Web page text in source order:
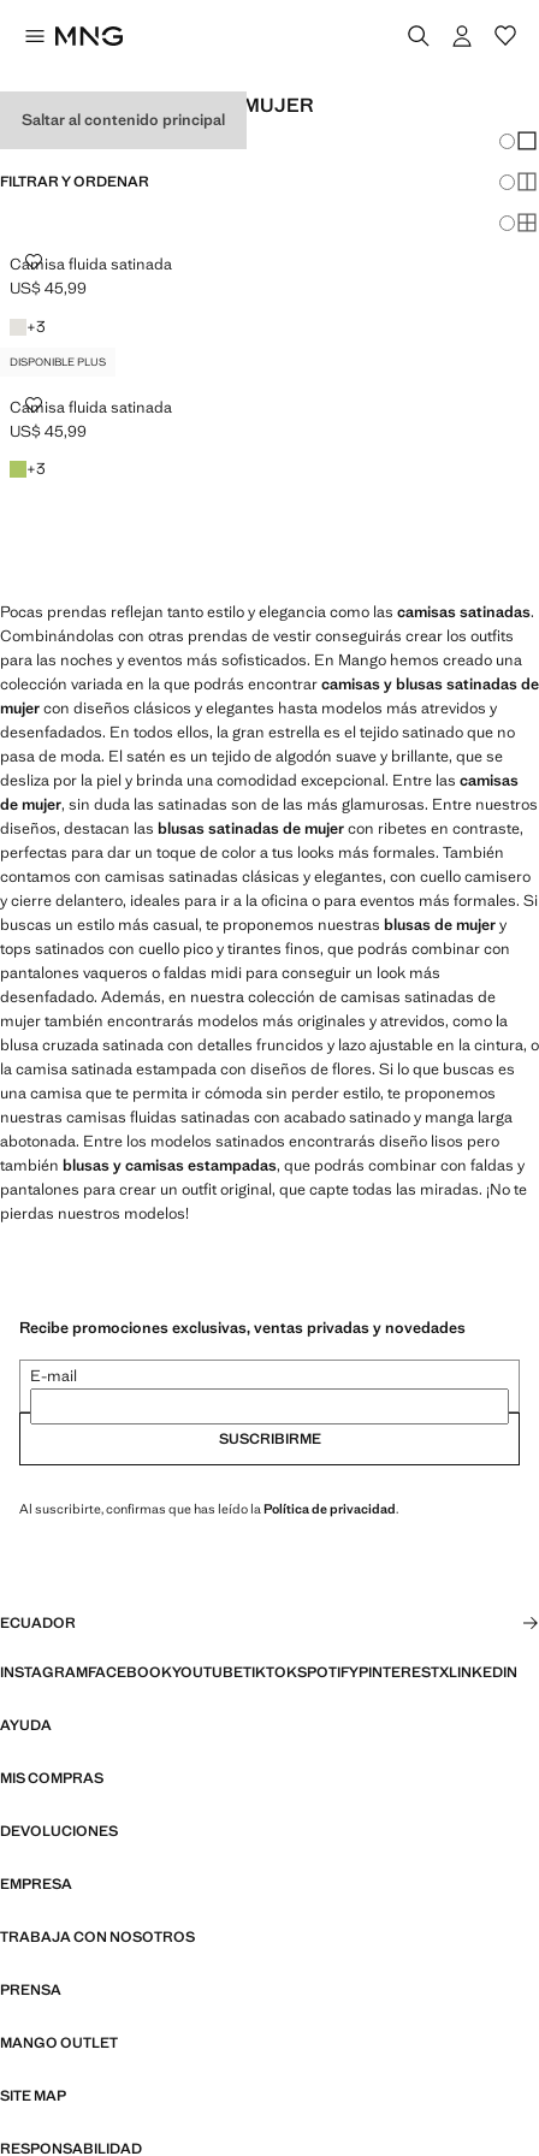
Saltar al contenido principal
CAMISAS SATINADAS DE MUJER
FILTRAR Y ORDENAR
Camisa fluida satinada
CAMISA FLUIDA SATINADA
Precio actual [US$ 45,99 ]
US$ 45,99
Blanco roto
+3
+1 colores
DISPONIBLE PLUS
Camisa fluida satinada
CAMISA FLUIDA SATINADA
Precio actual [US$ 45,99 ]
US$ 45,99
Esmeralda
+3
+1 colores
Pocas prendas reflejan tanto estilo y elegancia como las camisas satinadas.
Combinándolas con otras prendas de vestir conseguirás crear los outfits
para las noches y eventos más sofisticados. En Mango hemos creado una
colección variada en la que podrás encontrarcamisas y blusas satinadas de
mujercon diseños clásicos y elegantes hasta modelos más atrevidos y
desenfadados. En todos ellos, la gran estrella es el tejido satinado que no
pasa de moda. El satén es un tejido de algodón suave y brillante, que se
desliza por la piel y brinda una comodidad excepcional. Entre las camisas
de mujer, sin duda las satinadas son de las más glamurosas. Entre nuestros
diseños, destacan las blusas satinadas de mujercon ribetes en contraste,
perfectas para dar un toque de color a tus looks más formales. También
contamos con camisas satinadas clásicas y elegantes, con cuello camisero
y cierre delantero, ideales para ir a la oficina o para eventos más formales. Si
buscas un estilo más casual, te proponemos nuestras blusas de mujery
tops satinados con cuello pico y tirantes finos, que podrás combinar con
pantalones vaqueros o faldas midi para conseguir un look más
desenfadado. Además, en nuestra colección de camisas satinadas de
mujer también encontrarás modelos más originales y atrevidos, como la
blusa cruzada satinada con detalles fruncidos y lazo ajustable en la cintura, o
la camisa satinada estampada con diseños de flores. Si lo que buscas es
una camisa que te permita ir cómoda sin perder estilo, te proponemos
nuestras camisas fluidas satinadas con acabado satinado y manga larga
abotonada. Entre los modelos satinados encontrarás diseño lisos pero
también blusas y camisas estampadas, que podrás combinar con faldas y
pantalones para crear un outfit original, que capte todas las miradas. ¡No te
pierdas nuestros modelos!
Recibe promociones exclusivas, ventas privadas y novedades
E-mail
SUSCRIBIRME
Al suscribirte, confirmas que has leído la Política de privacidad.
ECUADOR
INSTAGRAMFACEBOOKYOUTUBETIKTOKSPOTIFYPINTERESTXLINKEDIN
AYUDA
MIS COMPRAS
DEVOLUCIONES
EMPRESA
TRABAJA CON NOSOTROS
PRENSA
MANGO OUTLET
SITE MAP
RESPONSABILIDAD